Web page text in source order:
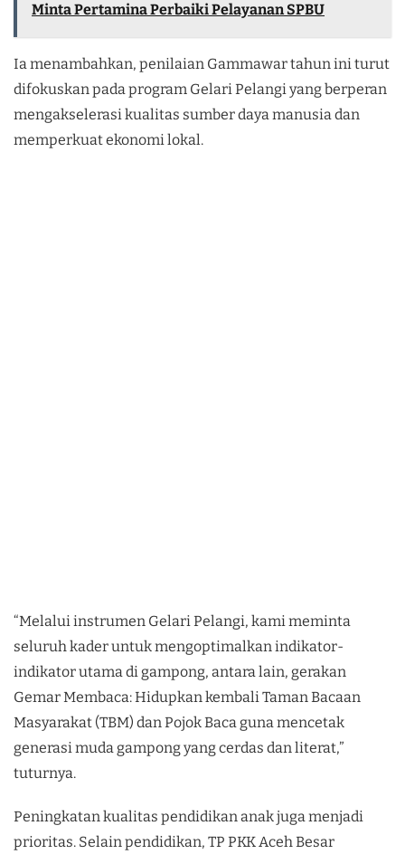
Minta Pertamina Perbaiki Pelayanan SPBU
Ia menambahkan, penilaian Gammawar tahun ini turut
difokuskan pada program Gelari Pelangi yang berperan
mengakselerasi kualitas sumber daya manusia dan
memperkuat ekonomi lokal.
“Melalui instrumen Gelari Pelangi, kami meminta
seluruh kader untuk mengoptimalkan indikator-
indikator utama di gampong, antara lain, gerakan
Gemar Membaca: Hidupkan kembali Taman Bacaan
Masyarakat (TBM) dan Pojok Baca guna mencetak
generasi muda gampong yang cerdas dan literat,”
tuturnya.
Peningkatan kualitas pendidikan anak juga menjadi
prioritas. Selain pendidikan, TP PKK Aceh Besar